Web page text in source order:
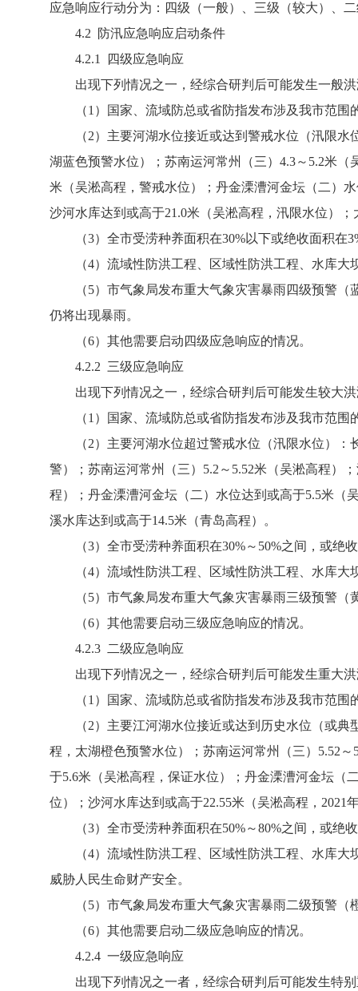
应急响应行动分为：四级（一般）、三级（较大）、
4.2 防汛应急响应启动条件
4.2.1 四级应急响应
出现下列情况之一，经综合研判后可能发生一般洪
（1）国家、流域防总或省防指发布涉及我市范围
（2）主要河湖水位接近或达到警戒水位（汛限水
湖蓝色预警水位）；苏南运河常州（三）4.3～5.2米
米（吴淞高程，警戒水位）；丹金溧漕河金坛（二）
沙河水库达到或高于21.0米（吴淞高程，汛限水位）
（3）全市受涝种养面积在30%以下或绝收面积在
（4）流域性防洪工程、区域性防洪工程、水库大
（5）市气象局发布重大气象灾害暴雨四级预警（
仍将出现暴雨。
（6）其他需要启动四级应急响应的情况。
4.2.2 三级应急响应
出现下列情况之一，经综合研判后可能发生较大洪
（1）国家、流域防总或省防指发布涉及我市范围
（2）主要河湖水位超过警戒水位（汛限水位）：
警）；苏南运河常州（三）5.2～5.52米（吴淞高程）
程）；丹金溧漕河金坛（二）水位达到或高于5.5米（
溪水库达到或高于14.5米（青岛高程）。
（3）全市受涝种养面积在30%～50%之间，或绝收
（4）流域性防洪工程、区域性防洪工程、水库大
（5）市气象局发布重大气象灾害暴雨三级预警（
（6）其他需要启动三级应急响应的情况。
4.2.3 二级应急响应
出现下列情况之一，经综合研判后可能发生重大洪
（1）国家、流域防总或省防指发布涉及我市范围
（2）主要江河湖水位接近或达到历史水位（或典型
程，太湖橙色预警水位）；苏南运河常州（三）5.52
于5.6米（吴淞高程，保证水位）；丹金溧漕河金坛（
位）；沙河水库达到或高于22.55米（吴淞高程，2021
（3）全市受涝种养面积在50%～80%之间，或绝收
（4）流域性防洪工程、区域性防洪工程、水库大
威胁人民生命财产安全。
（5）市气象局发布重大气象灾害暴雨二级预警（
（6）其他需要启动二级应急响应的情况。
4.2.4 一级应急响应
出现下列情况之一者，经综合研判后可能发生特别